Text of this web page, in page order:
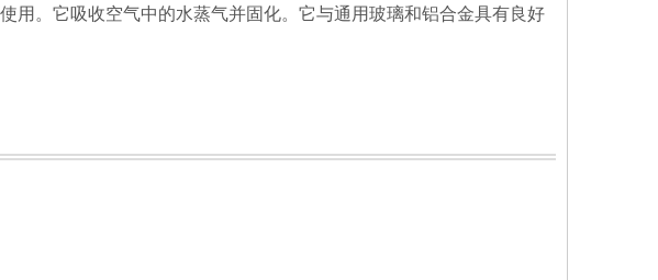
用。它吸收空气中的水蒸气并固化。它与通用玻璃和铝合金具有良好